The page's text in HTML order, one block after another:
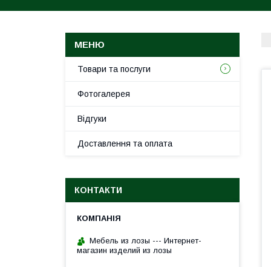
Товари та послуги
Фотогалерея
Відгуки
Доставлення та оплата
КОНТАКТИ
Мебель из лозы --- Интернет-
магазин изделий из лозы